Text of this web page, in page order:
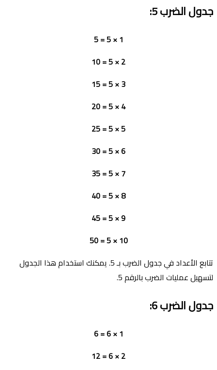
جدول الضرب5:
2 × 5 = 10
3 × 5 = 15
4 × 5 = 20
5 × 5 = 25
6 × 5 = 30
7 × 5 = 35
8 × 5 = 40
9 × 5 = 45
10 × 5 = 50
تتابع الأعداد في جدول الضرب بـ 5. يمكنك استخدام هذا الجدول
لتسهيل عمليات الضرب بالرقم 5.
جدول الضرب6:
2 × 6 = 12